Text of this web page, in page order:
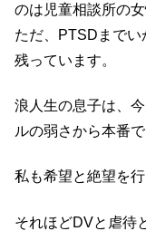
のは児童相談所の
ただ、PTSDまで
残っています。
浪人生の息子は、
ルの弱さから本番
私も希望と絶望を
それほどDVと虐待